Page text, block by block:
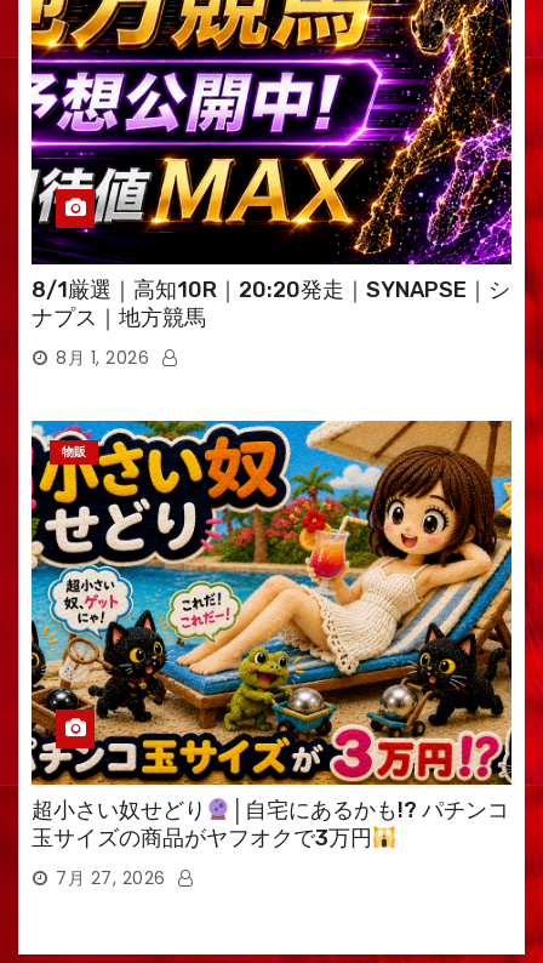
8/1厳選｜高知10R｜20:20発走｜SYNAPSE｜シ
ナプス｜地方競馬
8月 1, 2026
物販
超小さい奴せどり
│自宅にあるかも!? パチンコ
玉サイズの商品がヤフオクで3万円
7月 27, 2026